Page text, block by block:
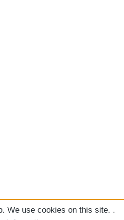
We use cookies on this site. .